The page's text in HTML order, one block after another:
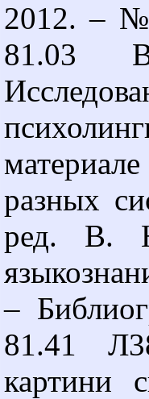
2012. –
81.03
разных
ред. В.
–
81.41
картини